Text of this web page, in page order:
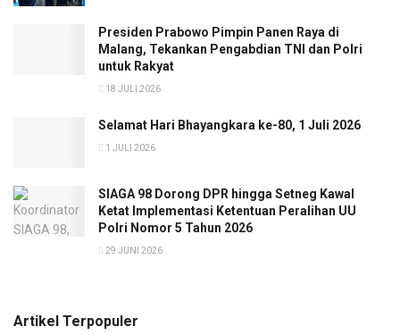
Presiden Prabowo Pimpin Panen Raya di
Malang, Tekankan Pengabdian TNI dan Polri
untuk Rakyat
18 JULI 2026
Selamat Hari Bhayangkara ke-80, 1 Juli 2026
1 JULI 2026
SIAGA 98 Dorong DPR hingga Setneg Kawal
Ketat Implementasi Ketentuan Peralihan UU
Polri Nomor 5 Tahun 2026
29 JUNI 2026
Artikel Terpopuler